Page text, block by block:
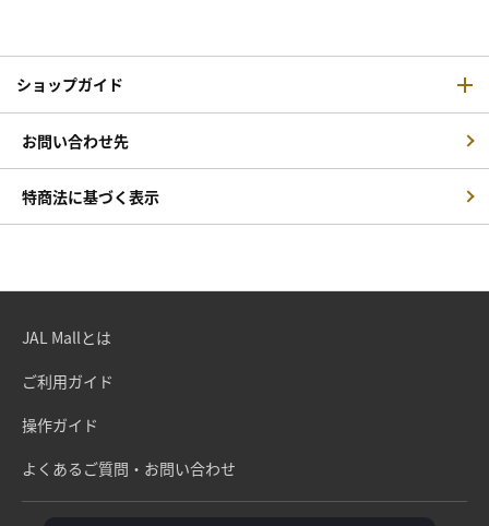
ショップガイド
お問い合わせ先
特商法に基づく表示
JAL Mallとは
ご利用ガイド
操作ガイド
よくあるご質問・お問い合わせ